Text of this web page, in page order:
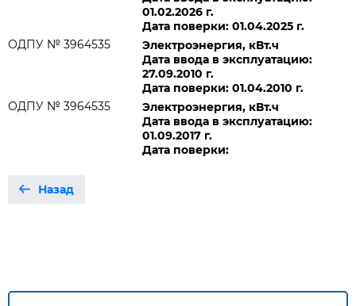
01.02.2026 г.
Дата поверки: 01.04.2025 г.
ОДПУ № 3964535
Электроэнергия, кВт.ч
Дата ввода в эксплуатацию:
27.09.2010 г.
Дата поверки: 01.04.2010 г.
ОДПУ № 3964535
Электроэнергия, кВт.ч
Дата ввода в эксплуатацию:
01.09.2017 г.
Дата поверки:
Назад